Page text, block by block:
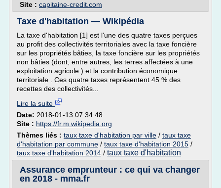
Site : capitaine-credit.com
Taxe d'habitation — Wikipédia
La taxe d'habitation [1] est l'une des quatre taxes perçues
au profit des collectivités territoriales avec la taxe foncière
sur les propriétés bâties, la taxe foncière sur les propriétés
non bâties (dont, entre autres, les terres affectées à une
exploitation agricole ) et la contribution économique
territoriale . Ces quatre taxes représentent 45 % des
recettes des collectivités...
Lire la suite
Date: 2018-01-13 07:34:48
Site : https://fr.m.wikipedia.org
Thèmes liés : taux taxe d'habitation par ville / taux taxe
d'habitation par commune / taux taxe d'habitation 2015 /
taux taxe d'habitation 2014 / taux taxe d'habitation
Assurance emprunteur : ce qui va changer
en 2018 - mma.fr